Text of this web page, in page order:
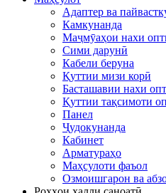
Адаптер ва
Камкунанда
Маҷмӯаҳои нахи
Сими дарунӣ
Кабели беруна
Қуттии мизи корӣ
Басташавии нахи
Қуттии тақсимоти
Панел
Ҷудокунанда
Кабинет
Арматураҳо
Маҳсулоти фаъол
Озмоишгарон ва